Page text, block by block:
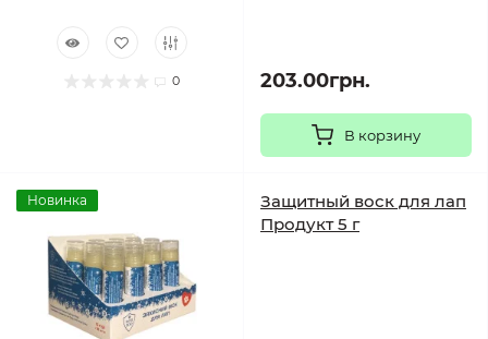
0 203.00грн.
В корзину
Новинка
Защитный воск для лап
Продукт 5 г